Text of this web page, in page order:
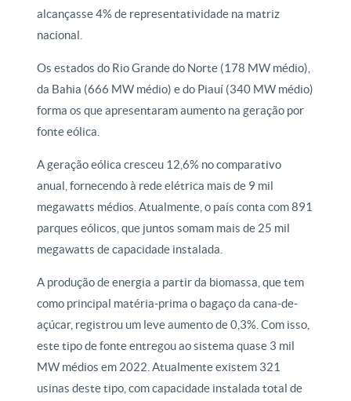
alcançasse 4% de representatividade na matriz
nacional.
Os estados do Rio Grande do Norte (178 MW médio),
da Bahia (666 MW médio) e do Piauí (340 MW médio)
forma os que apresentaram aumento na geração por
fonte eólica.
A geração eólica cresceu 12,6% no comparativo
anual, fornecendo à rede elétrica mais de 9 mil
megawatts médios. Atualmente, o país conta com 891
parques eólicos, que juntos somam mais de 25 mil
megawatts de capacidade instalada.
A produção de energia a partir da biomassa, que tem
como principal matéria-prima o bagaço da cana-de-
açúcar, registrou um leve aumento de 0,3%. Com isso,
este tipo de fonte entregou ao sistema quase 3 mil
MW médios em 2022. Atualmente existem 321
usinas deste tipo, com capacidade instalada total de